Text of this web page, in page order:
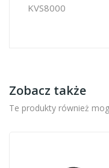
KVS8000
Zobacz także
Te produkty również